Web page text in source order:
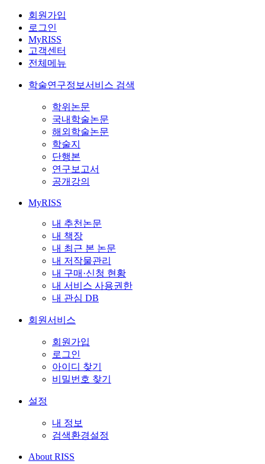
회원가입
로그인
MyRISS
고객센터
전체메뉴
학술연구정보서비스 검색
학위논문
국내학술논문
해외학술논문
학술지
단행본
연구보고서
공개강의
MyRISS
내 추천논문
내 책장
내 최근 본 논문
내 저작물관리
내 구매·신청 현황
내 서비스 사용권한
내 관심 DB
회원서비스
회원가입
로그인
아이디 찾기
비밀번호 찾기
설정
내 정보
검색환경설정
About RISS